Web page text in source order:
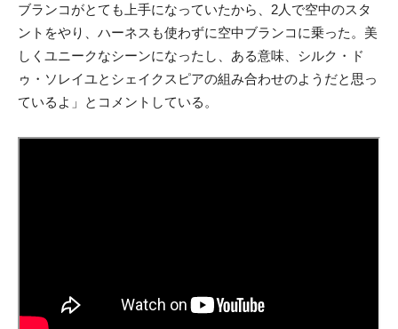
ブランコがとても上手になっていたから、2人で空中のスタ
ントをやり、ハーネスも使わずに空中ブランコに乗った。美
しくユニークなシーンになったし、ある意味、シルク・ド
ゥ・ソレイユとシェイクスピアの組み合わせのようだと思っ
ているよ」とコメントしている。